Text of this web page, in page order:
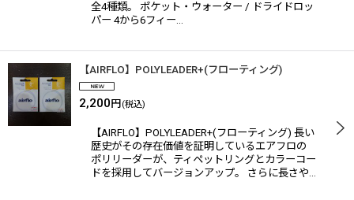
全4種類。 ポケット・ウォーター / ドライドロッ
パー 4から6フィー…
【AIRFLO】POLYLEADER+(フローティング)
2,200 円 (税込)
【AIRFLO】POLYLEADER+(フローティング) 長い
歴史がその存在価値を証明しているエアフロの
ポリリーダーが、ティペットリングとカラーコー
ドを採用してバージョンアップ。 さらに長さや…